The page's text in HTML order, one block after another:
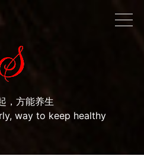
，方能养生
way to keep healthy